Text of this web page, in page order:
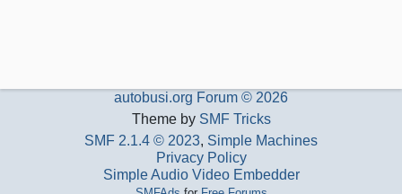
autobusi.org Forum © 2026
Theme by SMF Tricks
SMF 2.1.4 © 2023, Simple Machines
Privacy Policy
Simple Audio Video Embedder